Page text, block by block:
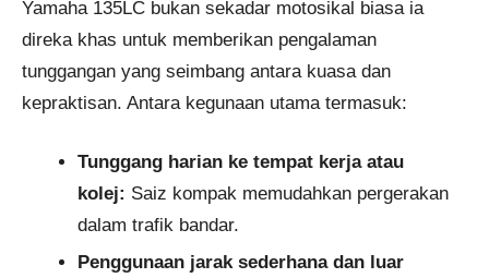
Yamaha 135LC bukan sekadar motosikal biasa ia
direka khas untuk memberikan pengalaman
tunggangan yang seimbang antara kuasa dan
kepraktisan. Antara kegunaan utama termasuk:
Tunggang harian ke tempat kerja atau
kolej: Saiz kompak memudahkan pergerakan
dalam trafik bandar.
Penggunaan jarak sederhana dan luar